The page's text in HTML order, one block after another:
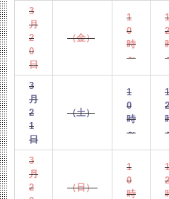
3
月
2
0
日
（金）
1
0
時
～
1
2
3
月
2
1
日
（土）
1
0
時
～
1
2
3
月
2
（日）
1
0
時
1
2